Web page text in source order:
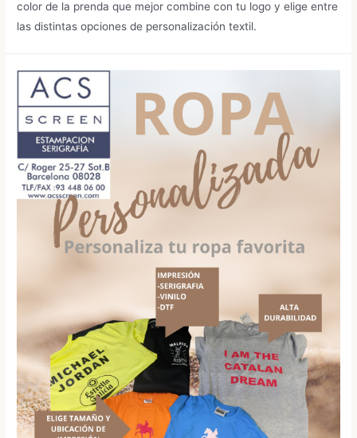
color de la prenda que mejor combine con tu logo y elige entre
las distintas opciones de personalización textil.